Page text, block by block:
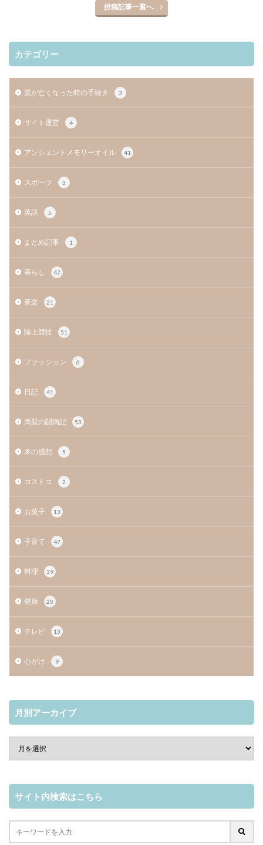
投稿記事一覧へ
カテゴリー
親が亡くなった時の手続き 3
サイト運営 4
アンシェントメモリーオイル 41
スポーツ 3
英語 5
まとめ記事 1
暮らし 47
音楽 21
陸上競技 51
ファッション 6
日記 41
両親の闘病記 53
本の感想 5
コストコ 2
お菓子 13
子育て 47
料理 39
健康 20
テレビ 13
心がけ 9
月別アーカイブ
サイト内検索はこちら